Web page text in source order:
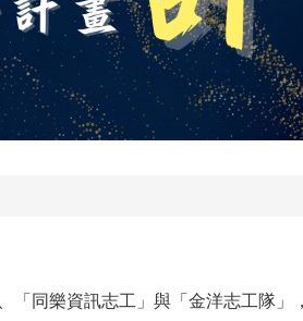
樂資訊志工」與「金洋志工隊」